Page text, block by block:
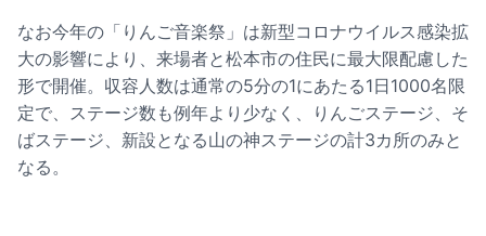
なお今年の「りんご音楽祭」は新型コロナウイルス感染拡
大の影響により、来場者と松本市の住民に最大限配慮した
形で開催。収容人数は通常の5分の1にあたる1日1000名限
定で、ステージ数も例年より少なく、りんごステージ、そ
ばステージ、新設となる山の神ステージの計3カ所のみと
なる。